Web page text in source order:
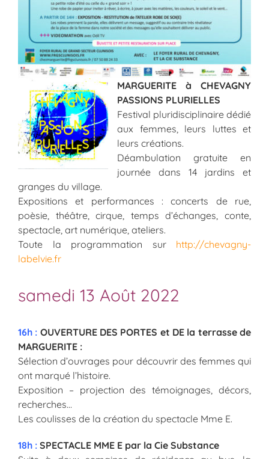
MARGUERITE à CHEVAGNY
PASSIONS PLURIELLES
Festival pluridisciplinaire dédié
aux femmes, leurs luttes et
leurs créations.
Déambulation gratuite en
journée dans 14 jardins et
granges du village.
Expositions et performances : concerts de rue,
poèsie, théâtre, cirque, temps d’échanges, conte,
spectacle, art numérique, ateliers.
Toute la programmation sur http://chevagny-
labelvie.fr
samedi 13 Août 2022
16h : OUVERTURE DES PORTES et DE la terrasse de
MARGUERITE :
Sélection d’ouvrages pour découvrir des femmes qui
ont marqué l’histoire.
Exposition – projection des témoignages, décors,
recherches…
Les coulisses de la création du spectacle Mme E.
18h : SPECTACLE MME E par la Cie Substance